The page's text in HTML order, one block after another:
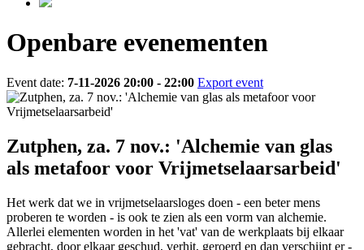
Openbare evenementen
Event date: 7-11-2026 20:00 - 22:00 Export event
Zutphen, za. 7 nov.: 'Alchemie van glas
als metafoor voor Vrijmetselaarsarbeid'
Het werk dat we in vrijmetselaarsloges doen - een beter mens
proberen te worden - is ook te zien als een vorm van alchemie.
Allerlei elementen worden in het 'vat' van de werkplaats bij elkaar
gebracht, door elkaar geschud, verhit, geroerd en dan verschijnt er -